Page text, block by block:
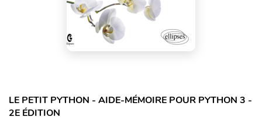
LE PETIT PYTHON - AIDE-MÉMOIRE POUR PYTHON 3 -
2E ÉDITION